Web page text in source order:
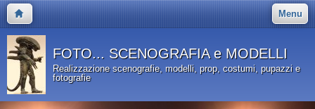
Menu
FOTO... SCENOGRAFIA e MODELLI
Realizzazione scenografie, modelli, prop, costumi, pupazzi e
fotografie